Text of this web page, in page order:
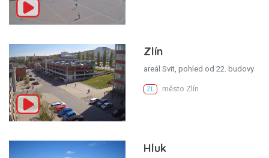
Zlín
areál Svit, pohled od 22. budovy
ZL město Zlín
Hluk